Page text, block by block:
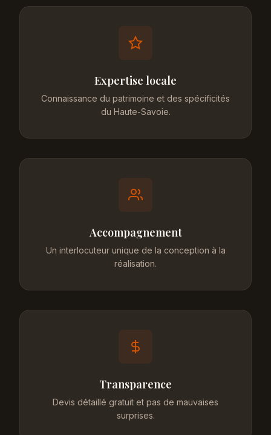
Expertise locale
Connaissance du patrimoine et des spécificités
du Haute-Savoie.
Accompagnement
Un interlocuteur unique de la conception à la
réalisation.
Transparence
Devis détaillé gratuit et pas de mauvaises
surprises.